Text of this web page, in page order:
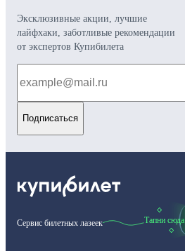
Эксклюзивные акции, лучшие
лайфхаки, заботливые рекомендации
от экспертов Купибилета
Подписаться
Сервис билетных лазеек Тапни сюда